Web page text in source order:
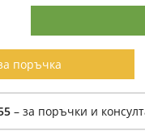
поръчка
– за поръчки и